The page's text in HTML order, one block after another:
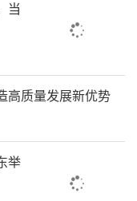
当
质量发展新优势
举